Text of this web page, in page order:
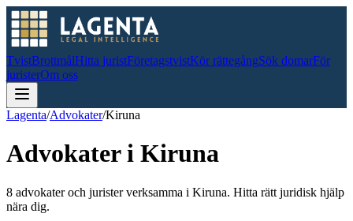
TvistBrottmålHitta juristFöretagstvistKör rättegångSök domarFör
juristerOm oss
Lagenta/Advokater/Kiruna
Advokater i Kiruna
8 advokater och jurister verksamma i Kiruna. Hitta rätt juridisk hjälp
nära dig.